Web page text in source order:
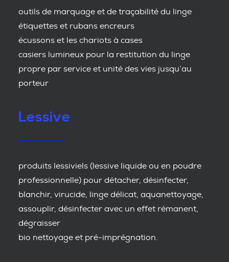
outils de marquage et de traçabilité du linge
étiquettes et rubans encreurs
écussons et les chariots à cases
casiers lumineux pour la restitution du linge
propre par service et unité des vies jusqu’au
porteur
Lessive
produits lessiviels (lessive liquide ou en poudre
professionnelle) pour détacher, désinfecter,
blanchir, virucide, linge délicat, aquanettoyage,
assouplir, désinfecter avec un effet rémanent,
dégraisser
bio nettoyage et pré-imprégnation.